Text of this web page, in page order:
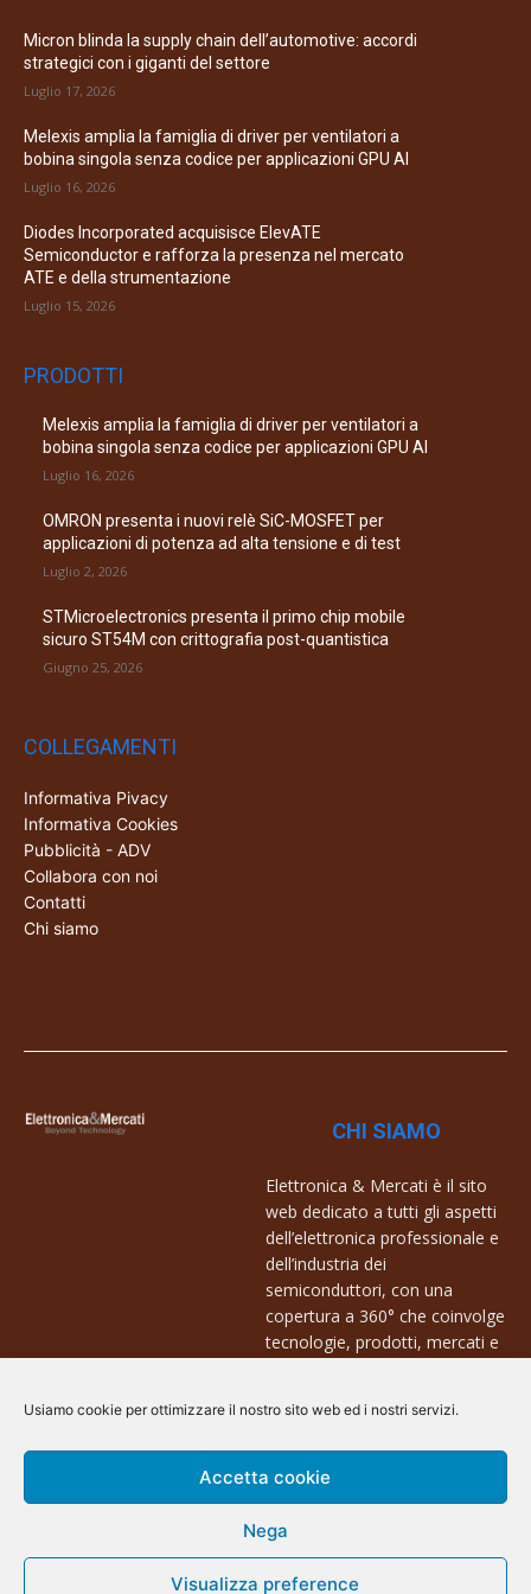
Usiamo cookie per ottimizzare il nostro sito web ed i nostri servizi.
Accetta cookie
Nega
Visualizza preference
Micron blinda la supply chain dell’automotive: accordi
strategici con i giganti del settore
Luglio 17, 2026
Melexis amplia la famiglia di driver per ventilatori a
bobina singola senza codice per applicazioni GPU AI
Luglio 16, 2026
Diodes Incorporated acquisisce ElevATE
Semiconductor e rafforza la presenza nel mercato
ATE e della strumentazione
Luglio 15, 2026
PRODOTTI
Melexis amplia la famiglia di driver per ventilatori a
bobina singola senza codice per applicazioni GPU AI
Luglio 16, 2026
OMRON presenta i nuovi relè SiC-MOSFET per
applicazioni di potenza ad alta tensione e di test
Luglio 2, 2026
STMicroelectronics presenta il primo chip mobile
sicuro ST54M con crittografia post-quantistica
Giugno 25, 2026
COLLEGAMENTI
Informativa Pivacy
Informativa Cookies
Pubblicità - ADV
Collabora con noi
Contatti
Chi siamo
CHI SIAMO
Elettronica & Mercati è il sito
web dedicato a tutti gli aspetti
dell’elettronica professionale e
dell’industria dei
semiconduttori, con una
copertura a 360° che coinvolge
tecnologie, prodotti, mercati e
Contatti:
info@arscommunication.it
@ArsCommunication 2023